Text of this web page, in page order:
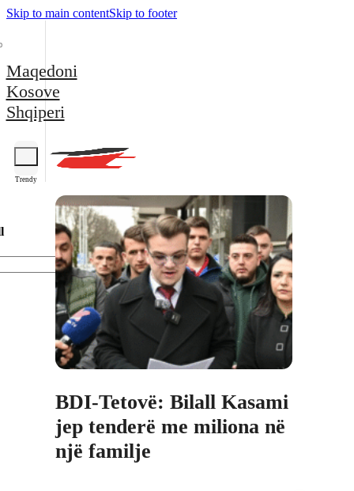
Skip to main contentSkip to footer
Maqedoni
Kosove
Shqiperi
Trendy
BDI-Tetovë: Bilall Kasami
jep tenderë me miliona në
një familje